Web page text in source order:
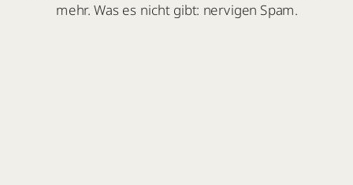
mehr. Was es nicht gibt: nervigen Spam.